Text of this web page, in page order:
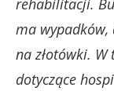
ma
na złotówki.
dotyczące